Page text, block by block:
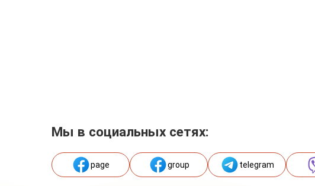
Мы в социальных сетях:
page group telegram